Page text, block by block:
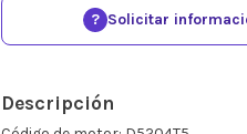
? Solicitar
Descripción